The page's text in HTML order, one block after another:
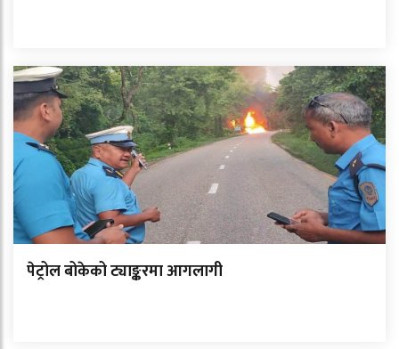
पेट्रोल बोकेको ट्याङ्करमा आगलागी